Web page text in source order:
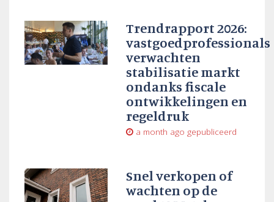
Trendrapport 2026:
vastgoedprofessionals
verwachten
stabilisatie markt
ondanks fiscale
ontwikkelingen en
regeldruk
a month ago gepubliceerd
Snel verkopen of
wachten op de